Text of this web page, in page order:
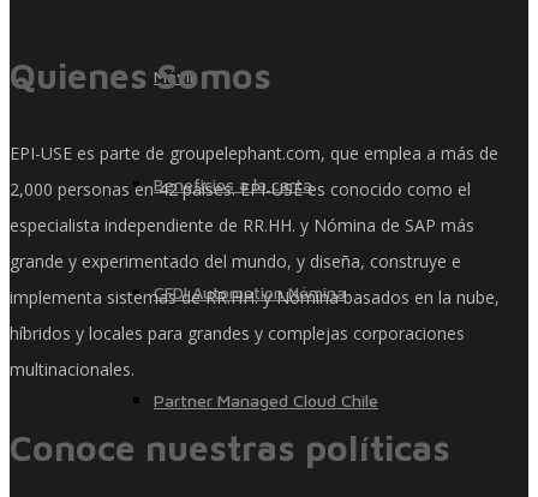
Móvil
Beneficios a la carta
CFDI Automation Nómina
Partner Managed Cloud Chile
Quienes Somos
EPI-USE es parte de groupelephant.com, que emplea a más de
2,000 personas en 42 países. EPI-USE es conocido como el
especialista independiente de RR.HH. y Nómina de SAP más
grande y experimentado del mundo, y diseña, construye e
implementa sistemas de RR.HH. y Nómina basados ​​en la nube,
híbridos y locales para grandes y complejas corporaciones
multinacionales.
Conoce nuestras políticas